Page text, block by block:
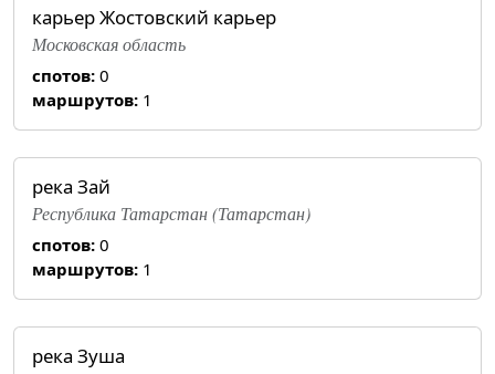
карьер Жостовский карьер
Московская область
спотов: 0
маршрутов: 1
река Зай
Республика Татарстан (Татарстан)
спотов: 0
маршрутов: 1
река Зуша